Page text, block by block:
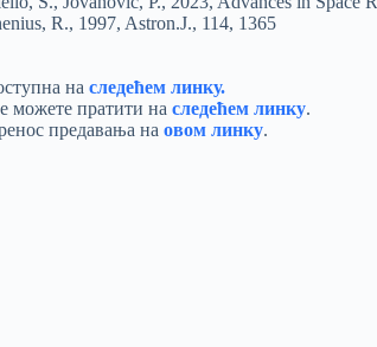
R., 1997, Astron.J., 114, 1365
на следећем линку.
можете пратити на следећем линку.
предавања на овом линку.